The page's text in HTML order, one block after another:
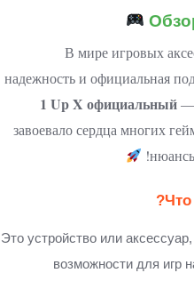
В мире игровых
надежность и официальная
1 Up X официальный—
завоевало сердца многих
Это устройство или
возможности для игр